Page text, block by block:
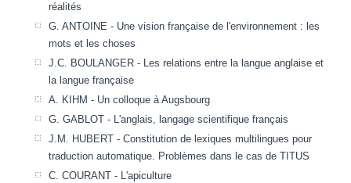
réalités
G. ANTOINE - Une vision française de l'environnement : les
mots et les choses
J.C. BOULANGER - Les relations entre la langue anglaise et
la langue française
A. KIHM - Un colloque à Augsbourg
G. GABLOT - L'anglais, langage scientifique français
J.M. HUBERT - Constitution de lexiques multilingues pour
traduction automatique. Problèmes dans le cas de TITUS
C. COURANT - L'apiculture